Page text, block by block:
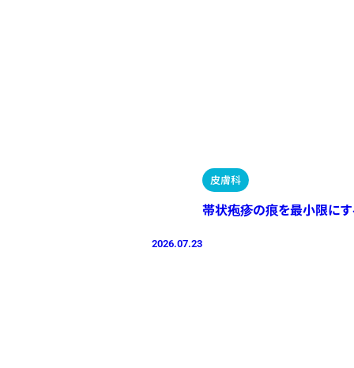
2026.07.23
皮膚科
帯状疱疹の痕を最小限にす